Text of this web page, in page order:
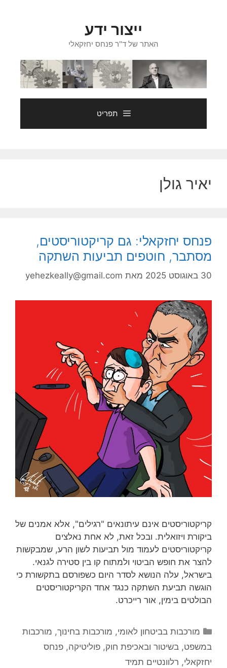
ייצור ידע
האתר של ד"ר פנחס יחזקאלי
תפריט
יאיר גולן
פנחס יחזקאלי: גם קריקטוריסטים,
מסתבר, חוטפים תביעות השתקה
30 באוגוסט 2025 מאת yehezkeally@gmail.com
קריקטוריסטים אינם עיתונאים "רגילים", אלא אמנים של
ביקורת ויזואלית. ובכל זאת, לא אחת נאלצים
קריקטוריסטים לעמוד מול תביעות לשון הרע, שמבקשות
להצר את חופש הביטוי ולמתוח קו בין סטירה לגנאי.
בישראל, עלה הנושא לסדר היום כשפורסם בתקשורת כי
הוגשה תביעת השתקה כנגד אחד הקריקטוריסטים
הבולטים בימין, אור רייכרט.
קטגוריות
מורכבות בביטחון לאומי, מורכבות בחינוך, מורכבות
במשפט, בשיטור ובאכיפת חוק, פוליטיקה, פנחס
יחזקאלי, רלוונטיים תמיד